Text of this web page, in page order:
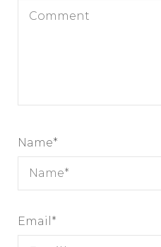
Name*
Email *